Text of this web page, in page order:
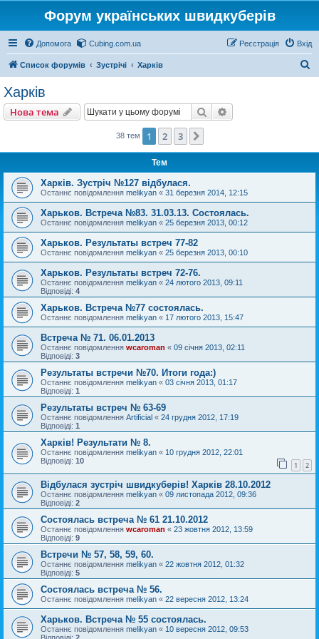
Форум українських швидкуберів
Допомога Cubing.com.ua Вхід
Реєстрація
Список форумів Зустрічі Харків
Харків
Нова тема Пошук
38 тем 1 2 3
Тем
Харків. Зустріч №127 відбулася.
Останнє повідомлення melikyan « 31 березня 2014, 12:15
Харьков. Встреча №83. 31.03.13. Состоялась.
Останнє повідомлення melikyan « 25 березня 2013, 00:12
Харьков. Результаты встреч 77-82
Останнє повідомлення melikyan « 25 березня 2013, 00:10
Харьков. Результаты встреч 72-76.
Останнє повідомлення melikyan « 24 лютого 2013, 09:11
Відповіді: 4
Харьков. Встреча №77 состоялась.
Останнє повідомлення melikyan « 17 лютого 2013, 15:47
Встреча № 71. 06.01.2013
Останнє повідомлення wcaroman « 09 січня 2013, 02:11
Відповіді: 3
Результаты встречи №70. Итоги года:)
Останнє повідомлення melikyan « 03 січня 2013, 01:17
Відповіді: 1
Результаты встреч № 63-69
Останнє повідомлення Artificial « 24 грудня 2012, 17:19
Відповіді: 1
Харків! Результати № 8.
Останнє повідомлення melikyan « 10 грудня 2012, 22:01
Відповіді: 10 1 2
Відбулася зустріч швидкуберів! Харків 28.10.2012
Останнє повідомлення melikyan « 09 листопада 2012, 09:36
Відповіді: 2
Состоялась встреча № 61 21.10.2012
Останнє повідомлення wcaroman « 23 жовтня 2012, 13:59
Відповіді: 9
Встречи № 57, 58, 59, 60.
Останнє повідомлення melikyan « 22 жовтня 2012, 01:32
Відповіді: 5
Состоялась встреча № 56.
Останнє повідомлення melikyan « 22 вересня 2012, 13:24
Харьков. Встреча № 55 состоялась.
Останнє повідомлення melikyan « 10 вересня 2012, 09:53